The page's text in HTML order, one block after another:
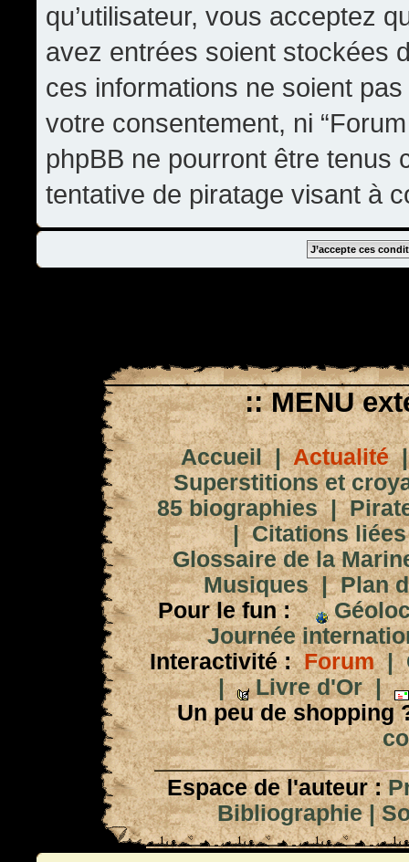
qu’utilisateur, vous acceptez
avez entrées soient stockées
ces informations ne soient
votre consentement, ni
phpBB ne pourront être tenus
tentative de piratage visant à
:: MENU
Accueil|Actualité
Superstitions et
85 biographies|
|Citations
Glossaire de la
Musiques|Plan
Pour le fun :
Journée
Interactivité : Forum|
|
Livre d'Or|
Un peu de shopping
Espace de l'auteur :
Bibliographie|